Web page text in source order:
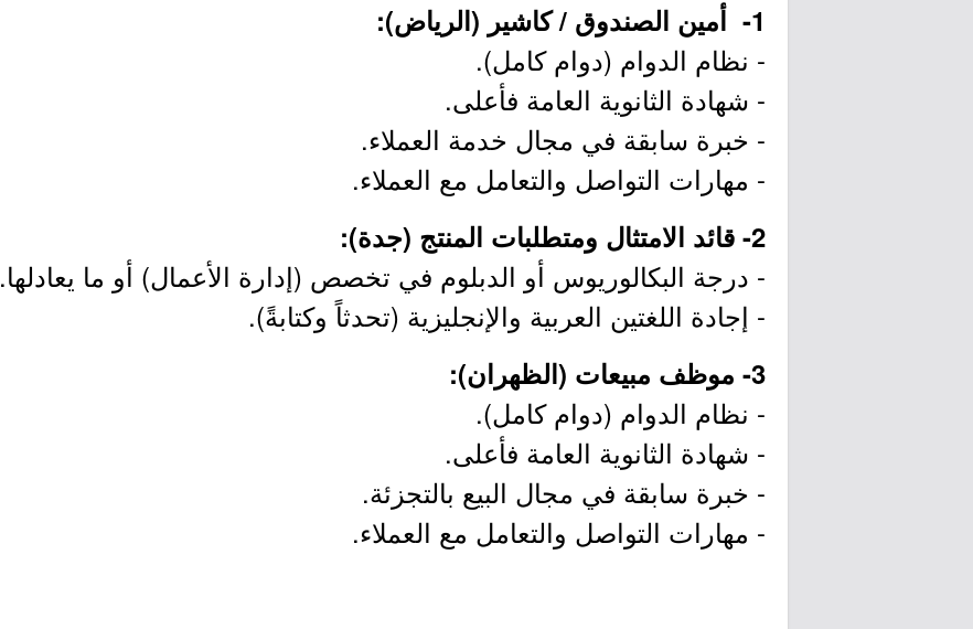
1- أمين الصندوق / كاشير (الرياض):
- نظام الدوام (دوام كامل).
- شهادة الثانوية العامة فأعلى.
- خبرة سابقة في مجال خدمة العملاء.
- مهارات التواصل والتعامل مع العملاء.
2- قائد الامتثال ومتطلبات المنتج (جدة):
- درجة البكالوريوس أو الدبلوم في تخصص (إدارة الأعمال) أو ما يعادلها.
- إجادة اللغتين العربية والإنجليزية (تحدثاً وكتابةً).
3- موظف مبيعات (الظهران):
- نظام الدوام (دوام كامل).
- شهادة الثانوية العامة فأعلى.
- خبرة سابقة في مجال البيع بالتجزئة.
- مهارات التواصل والتعامل مع العملاء.